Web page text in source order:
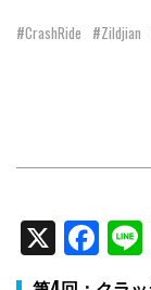
#CrashRide #Zildjian
X